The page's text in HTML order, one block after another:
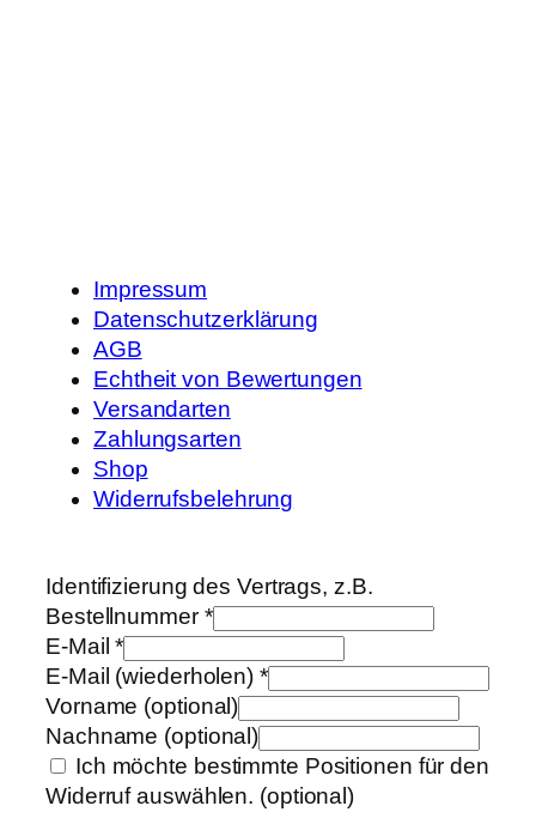
Impressum
Datenschutzerklärung
AGB
Echtheit von Bewertungen
Versandarten
Zahlungsarten
Shop
Widerrufsbelehrung
Identifizierung des Vertrags, z.B.
Bestellnummer *
E-Mail*
E-Mail (wiederholen) *
Vorname (optional)
Nachname (optional)
Ich möchte bestimmte Positionen für den
Widerruf auswählen. (optional)